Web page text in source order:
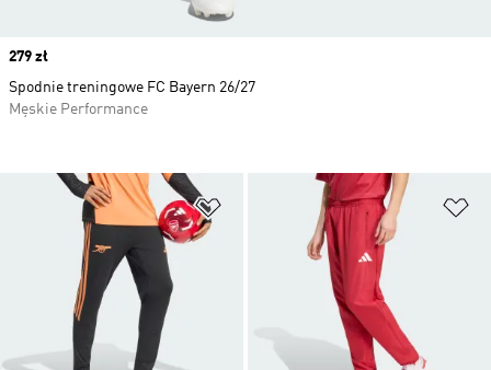
Dodaj do listy życzeń
Price
279 zł
Spodnie treningowe FC Bayern 26/27
Męskie Performance